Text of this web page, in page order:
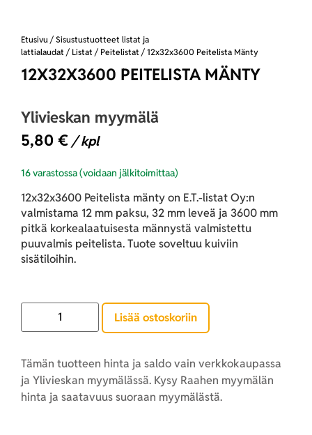
Etusivu / Sisustustuotteet listat ja
lattialaudat / Listat / Peitelistat / 12x32x3600 Peitelista Mänty
12X32X3600 PEITELISTA MÄNTY
Ylivieskan myymälä
5,80 € / kpl
16 varastossa (voidaan jälkitoimittaa)
12x32x3600 Peitelista mänty on E.T.-listat Oy:n
valmistama 12 mm paksu, 32 mm leveä ja 3600 mm
pitkä korkealaatuisesta männystä valmistettu
puuvalmis peitelista. Tuote soveltuu kuiviin
sisätiloihin.
Lisää ostoskoriin
Tämän tuotteen hinta ja saldo vain verkkokaupassa
ja Ylivieskan myymälässä. Kysy Raahen myymälän
hinta ja saatavuus suoraan myymälästä.